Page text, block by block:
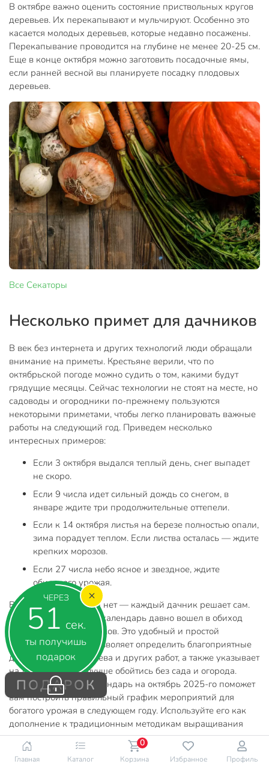
ЧЕРЕЗ
50 сек.
ты получишь
подарок
ПОДАРОК
В октябре важно оценить состояние приствольных кругов
деревьев. Их перекапывают и мульчируют. Особенно это
касается молодых деревьев, которые недавно посажены.
Перекапывание проводится на глубине не менее 20-25 см.
Еще в конце октября можно заготовить посадочные ямы,
если ранней весной вы планируете посадку плодовых
деревьев.
Все Секаторы
Несколько примет для дачников
В век без интернета и других технологий люди обращали
внимание на приметы. Крестьяне верили, что по
октябрьской погоде можно судить о том, какими будут
грядущие месяцы. Сейчас технологии не стоят на месте, но
садоводы и огородники по-прежнему пользуются
некоторыми приметами, чтобы легко планировать важные
работы на следующий год. Приведем несколько
интересных примеров:
Если 3 октября выдался теплый день, снег выпадет
не скоро.
Если 9 числа идет сильный дождь со снегом, в
январе ждите три продолжительные оттепели.
Если к 14 октября листья на березе полностью опали,
зима порадует теплом. Если листва осталась — ждите
крепких морозов.
Если 27 числа небо ясное и звездное, ждите
обильного урожая.
Верить приметам или нет — каждый дачник решает сам.
Но Лунный посевной календарь давно вошел в обиход
садоводов и огородников. Это удобный и простой
ориентир, который позволяет определить благоприятные
дни для посадки, посева и других работ, а также указывает
на дни, в которые лучше обойтись без сада и огорода.
Лунный посевной календарь на октябрь 2025-го поможет
вам построить правильный график мероприятий для
богатого урожая в следующем году. Используйте его как
дополнение к традиционным методикам выращивания
культур.
Урожай Цветоводство Календарь Растение Участок
Главная Каталог Корзина
0
Избранное Профиль